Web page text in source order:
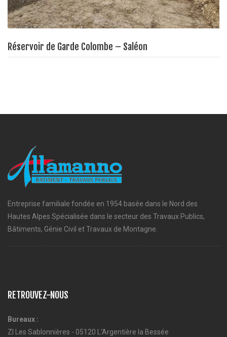
Réservoir de Garde Colombe – Saléon
Entreprise familiale fondée en 1954 basée dans le Nord des
Hautes Alpes Spécialisée dans le secteur des Travaux Publics,
Bâtiments, Génie Civil et Travaux de Montagne.
RETROUVEZ-NOUS
Bureaux :
ZI Les Sablonnières - 05120 L'Argentière la Bessée